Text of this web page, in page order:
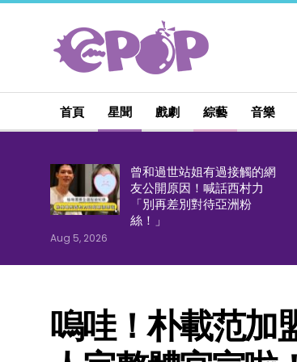
首頁 星聞 戲劇 綜藝 音樂
曾和過世站姐有過接觸的網
友公開原因！喊話西村力
「別再差別對待亞洲粉
絲！」
Aug 5, 2026
嗚哇！朴載范加